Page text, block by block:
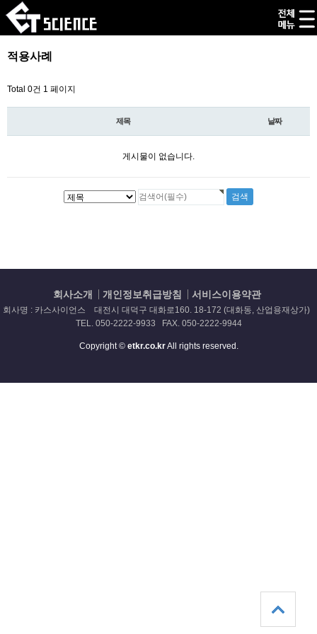
적용사례
Total 0건 1 페이지
제목 날짜
게시물이 없습니다.
회사소개 개인정보취급방침 서비스이용약관
회사명 : 카스사이언스 대전시 대덕구 대화로160. 18-172 (대화동, 산업용재상가)
TEL. 050-2222-9933 FAX. 050-2222-9944
Copyright © etkr.co.krAll rights reserved.